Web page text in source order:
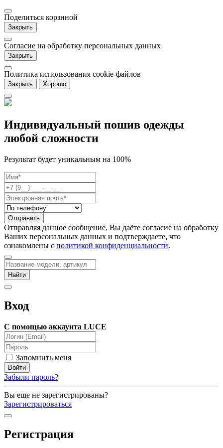
Поделиться корзиной
Закрыть
Согласие на обработку персональных данных
Закрыть
Политика использования cookie-файлов
Закрыть Хорошо
Индивидуальный пошив одежды
любой сложности
Результат будет уникальным на 100%
Отправляя данное сообщение, Вы даёте согласие на обработку
Ваших персональных данных и подтверждаете, что
ознакомлены с политикой конфиденциальности.
Вход
С помощью аккаунта LUCE
Запомнить меня
Забыли пароль?
Вы еще не зарегистрированы?
Зарегистрироваться
Регистрация